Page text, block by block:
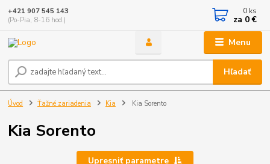
Menu
Hľadať
+421 907 545 143
(Po-Pia, 8-16 hod.)
0 ks
za 0 €
Úvod Ťažné zariadenia Kia Kia Sorento
Kia Sorento
Upresniť parametre